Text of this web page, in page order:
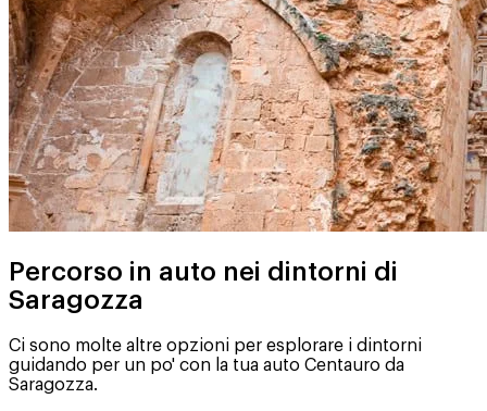
Percorso in auto nei dintorni di
Saragozza
Ci sono molte altre opzioni per esplorare i dintorni
guidando per un po' con la tua auto Centauro da
Saragozza.